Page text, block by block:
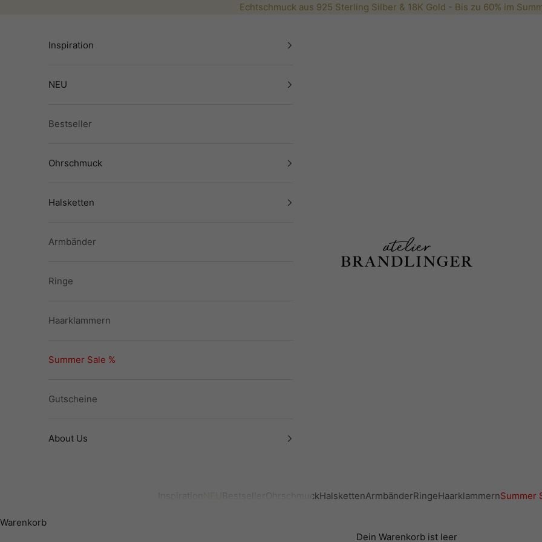
Echtschmuck aus 925 Sterling Silber & 18K Gold - Bis zu 60% im
Brandlinger.com
NEU OhrschmuckHalskettenArmbänderRingeHaarklammernSummer
Inspiration
NEU
Bestseller
Ohrschmuck
Halsketten
Armbänder
Ringe
Haarklammern
Summer Sale %
Gutscheine
About Us
Warenkorb
Dein Warenkorb ist leer